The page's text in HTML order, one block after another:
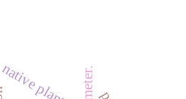
native plant.